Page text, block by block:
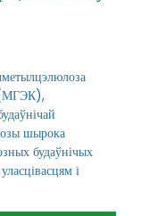
(МГЭК),
шырока
будаўнічых
і